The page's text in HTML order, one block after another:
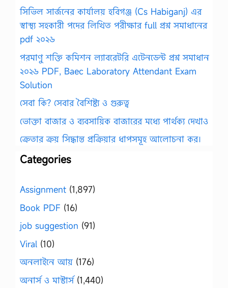
সিভিল সার্জনের কার্যালয় হবিগঞ্জ (Cs Habiganj) এর
স্বাস্থ্য সহকারী পদের লিখিত পরীক্ষার full প্রশ্ন সমাধানের
pdf ২০২৬
পরমাণু শক্তি কমিশন ল্যাবরেটরি এটেনডেন্ট প্রশ্ন সমাধান
২০২৬ PDF, Baec Laboratory Attendant Exam
Solution
সেবা কি? সেবার বৈশিষ্ট্য ও গুরুত্ব
ভোক্তা বাজার ও ব্যবসায়িক বাজারের মধ্যে পার্থক্য দেখাও
ক্রেতার ক্রয় সিদ্ধান্ত প্রক্রিয়ার ধাপসমূহ আলোচনা কর।
Categories
Assignment (1,897)
Book PDF (16)
job suggestion (91)
Viral (10)
অনলাইনে আয় (176)
অনার্স ও মাস্টার্স(1,440)